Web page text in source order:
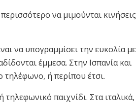
να μιμούνται κινήσεις
να υπογραμμίσει την ευκολία με
έμμεσα. Στην Ισπανία και
τηλέφωνο, ή περίπου έτσι.
παιχνίδι. Στα ιταλικά,